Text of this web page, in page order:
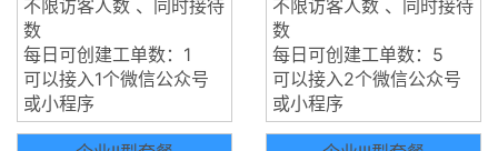
不限访客人数 、同时接待
数
每日可创建工单数：1
可以接入1个微信公众号
或小程序
不限访客人数 、同时接待
数
每日可创建工单数：5
可以接入2个微信公众号
或小程序